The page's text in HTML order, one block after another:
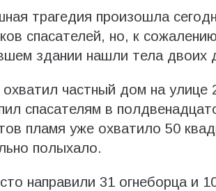
трагедия произошла
спасателей, но, к
здании нашли тела двоих
охватил частный дом на улице
спасателям в
пламя уже охватило 50
полыхало.
направили 31 огнеборца и